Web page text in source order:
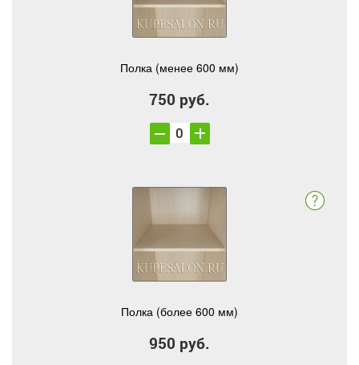
Полка (менее 600 мм)
750 руб.
Полка (более 600 мм)
950 руб.